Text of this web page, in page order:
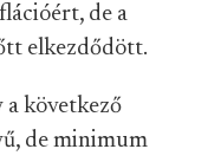
de a
elkezdődött.
következő
de minimum